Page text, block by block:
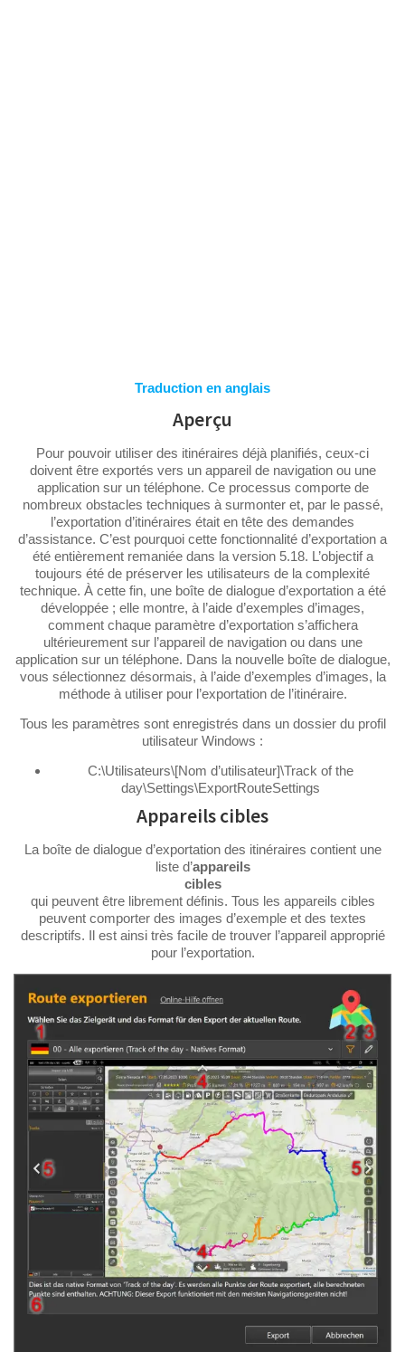
Traduction en anglais
Aperçu
Pour pouvoir utiliser des itinéraires déjà planifiés, ceux-ci
doivent être exportés vers un appareil de navigation ou une
application sur un téléphone. Ce processus comporte de
nombreux obstacles techniques à surmonter et, par le passé,
l’exportation d’itinéraires était en tête des demandes
d’assistance. C’est pourquoi cette fonctionnalité d’exportation a
été entièrement remaniée dans la version 5.18. L’objectif a
toujours été de préserver les utilisateurs de la complexité
technique. À cette fin, une boîte de dialogue d’exportation a été
développée ; elle montre, à l’aide d’exemples d’images,
comment chaque paramètre d’exportation s’affichera
ultérieurement sur l’appareil de navigation ou dans une
application sur un téléphone. Dans la nouvelle boîte de dialogue,
vous sélectionnez désormais, à l’aide d’exemples d’images, la
méthode à utiliser pour l’exportation de l’itinéraire.
Tous les paramètres sont enregistrés dans un dossier du profil
utilisateur Windows :
C:\Utilisateurs\[Nom d’utilisateur]\Track of the
day\Settings\ExportRouteSettings
Appareils cibles
La boîte de dialogue d’exportation des itinéraires contient une
liste d’appareils
cibles
qui peuvent être librement définis. Tous les appareils cibles
peuvent comporter des images d’exemple et des textes
descriptifs. Il est ainsi très facile de trouver l’appareil approprié
pour l’exportation.